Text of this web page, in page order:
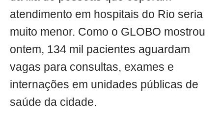
atendimento em hospitais do Rio seria
muito menor. Como o GLOBO mostrou
ontem, 134 mil pacientes aguardam
vagas para consultas, exames e
internações em unidades públicas de
saúde da cidade.